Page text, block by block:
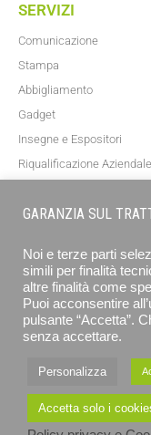
SERVIZI
Comunicazione
Stampa
Abbigliamento
Gadget
Insegne e Espositori
Riqualificazione Aziendale
GARANZIA SUL
Noi e terze parti
simili per finalità
altre finalità come
Puoi acconsentire
pulsante “Accetta”.
senza accettare.
Personalizza
Accetta solo i